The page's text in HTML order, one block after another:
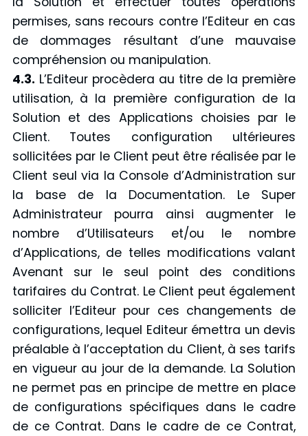
permises, sans recours contre l’Editeur en cas
de dommages résultant d’une mauvaise
compréhension ou manipulation.
4.3. L’Editeur procèdera au titre de la première
utilisation, à la première configuration de la
Solution et des Applications choisies par le
Client. Toutes configuration ultérieures
sollicitées par le Client peut être réalisée par le
Client seul via la Console d’Administration sur
la base de la Documentation. Le Super
Administrateur pourra ainsi augmenter le
nombre d’Utilisateurs et/ou le nombre
d’Applications, de telles modifications valant
Avenant sur le seul point des conditions
tarifaires du Contrat. Le Client peut également
solliciter l’Editeur pour ces changements de
configurations, lequel Editeur émettra un devis
préalable à l’acceptation du Client, à ses tarifs
en vigueur au jour de la demande. La Solution
ne permet pas en principe de mettre en place
de configurations spécifiques dans le cadre
de ce Contrat. Dans le cadre de ce Contrat,